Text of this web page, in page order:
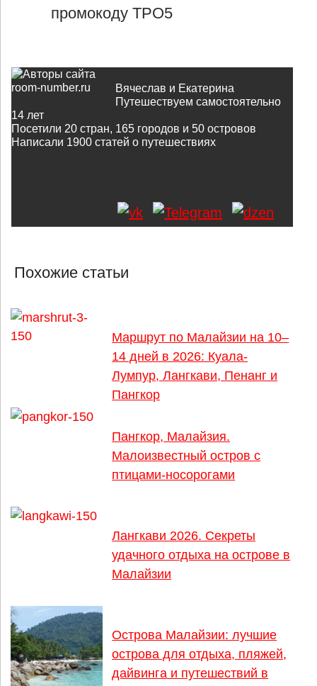
промокоду TPO5
Вячеслав и Екатерина
Путешествуем самостоятельно
14 лет
Посетили 20 стран, 165 городов и 50 островов
Написали 1900 статей о путешествиях
Похожие статьи
Маршрут по Малайзии на 10–
14 дней в 2026: Куала-
Лумпур, Лангкави, Пенанг и
Пангкор
Пангкор, Малайзия.
Малоизвестный остров с
птицами-носорогами
Лангкави 2026. Секреты
удачного отдыха на острове в
Малайзии
Острова Малайзии: лучшие
острова для отдыха, пляжей,
дайвинга и путешествий в